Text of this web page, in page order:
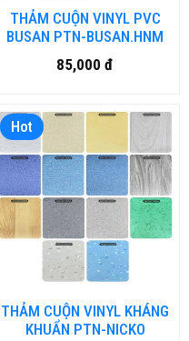
THẢM CUỘN VINYL PVC
BUSAN PTN-BUSAN.HNM
85,000 đ
Hot
THẢM CUỘN VINYL KHÁNG
KHUẨN PTN-NICKO